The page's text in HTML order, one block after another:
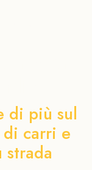
di più sul
carri e